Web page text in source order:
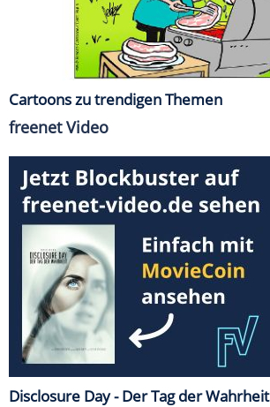
Cartoons zu trendigen Themen
freenet Video
Disclosure Day - Der Tag der Wahrheit